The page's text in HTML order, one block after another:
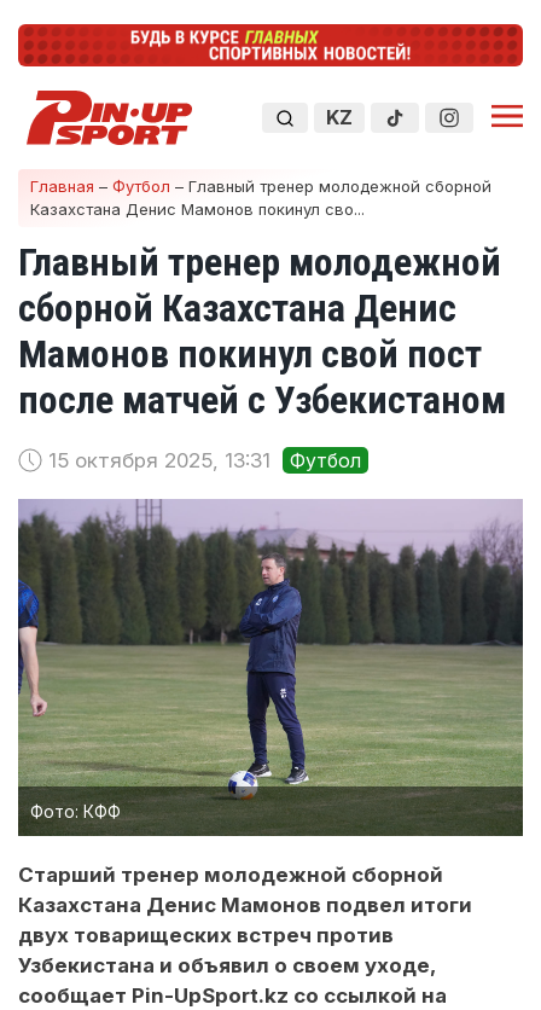
KZ
Главная – Футбол – Главный тренер молодежной сборной
Казахстана Денис Мамонов покинул сво...
Главный тренер молодежной
сборной Казахстана Денис
Мамонов покинул свой пост
после матчей с Узбекистаном
15 октября 2025, 13:31 Футбол
Фото: КФФ
Старший тренер молодежной сборной
Казахстана Денис Мамонов подвел итоги
двух товарищеских встреч против
Узбекистана и объявил о своем уходе,
сообщает Pin-UpSport.kz со ссылкой на